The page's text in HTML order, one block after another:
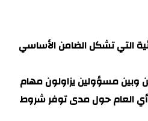
التي تشكل الضامن الأساسي
وبين مسؤولين يزاولون مهام
العام حول مدى توفر شروط